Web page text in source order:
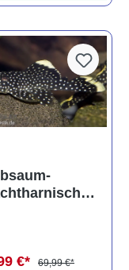
5 Sternen
€*
69,99 €*